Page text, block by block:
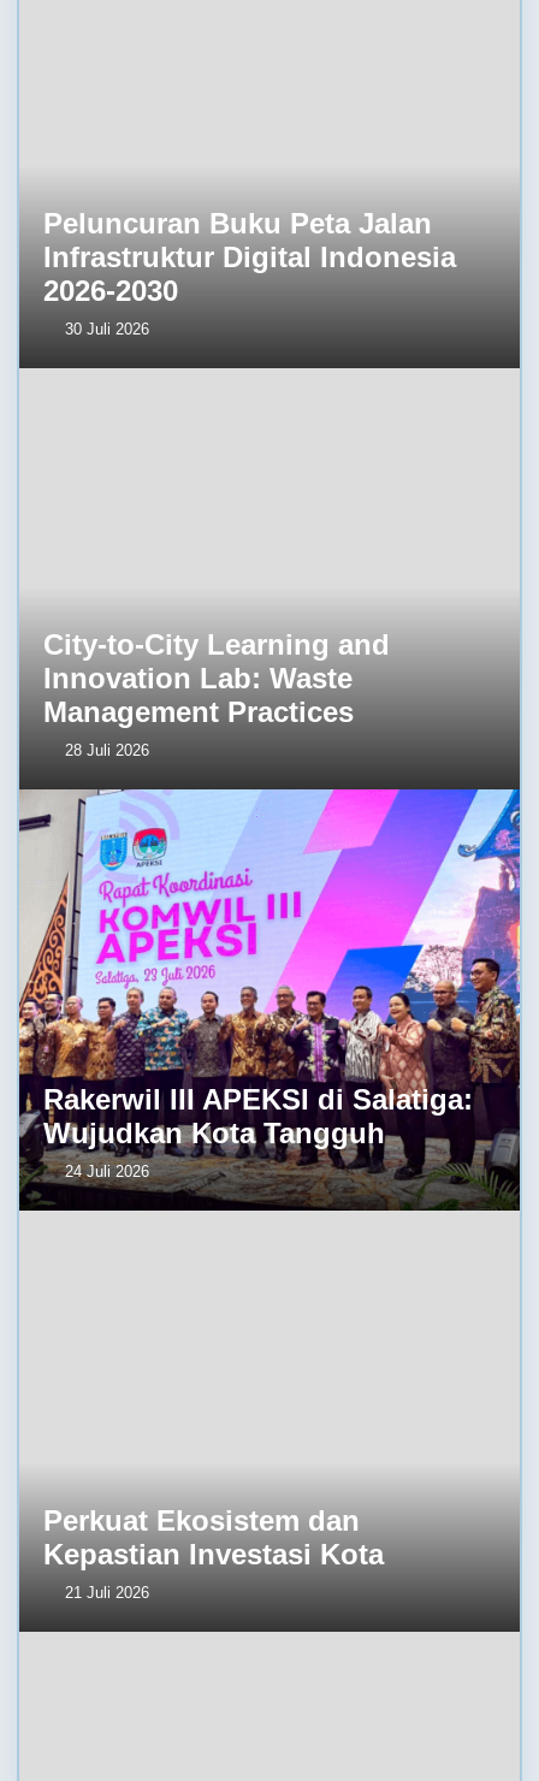
Peluncuran Buku Peta Jalan
Infrastruktur Digital Indonesia
2026-2030
30 Juli 2026
City-to-City Learning and
Innovation Lab: Waste
Management Practices
28 Juli 2026
Rakerwil III APEKSI di Salatiga:
Wujudkan Kota Tangguh
24 Juli 2026
Perkuat Ekosistem dan
Kepastian Investasi Kota
21 Juli 2026